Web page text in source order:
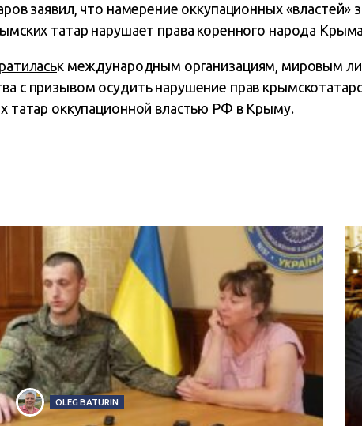
заявил, что намерение оккупационных «властей»
татар нарушает права коренного народа
к международным организациям, мировым
с призывом осудить нарушение прав
татар оккупационной властью РФ в Крыму.
OLEG BATURIN